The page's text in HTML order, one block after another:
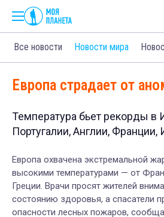
Все новости Новости мира
Европа страдает от
Температура бьет рекорды в
Португалии, Англии, Франции,
Европа охвачена экстремальной
высокими температурами — от
Греции. Врачи просят жителей
состоянию здоровья, а спасатели
опасности лесных пожаров,